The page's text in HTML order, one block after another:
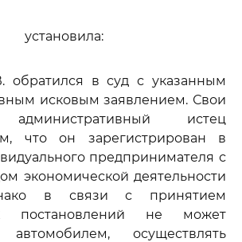
установила:
обратился в суд с указанным
исковым заявлением. Свои
административный истец
что он зарегистрирован в
предпринимателя с
экономической деятельности
в связи с принятием
постановлений не может
автомобилем, осуществлять